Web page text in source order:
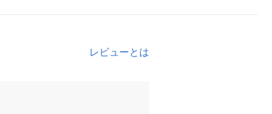
レビューとは